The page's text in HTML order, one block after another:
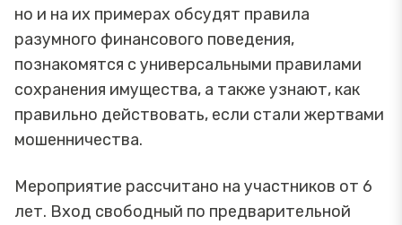
но и на их примерах обсудят правила
разумного финансового поведения,
познакомятся с универсальными правилами
сохранения имущества, а также узнают, как
правильно действовать, если стали жертвами
мошенничества.
Мероприятие рассчитано на участников от 6
лет. Вход свободный по предварительной